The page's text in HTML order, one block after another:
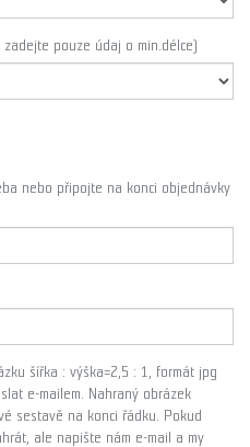
pouze údaj o min.délce)
nebo připojte na konci objednávky
šířka : výška=2,5 : 1, formát jpg
e-mailem. Nahraný obrázek
sestavě na konci řádku. Pokud
ale napište nám e-mail a my